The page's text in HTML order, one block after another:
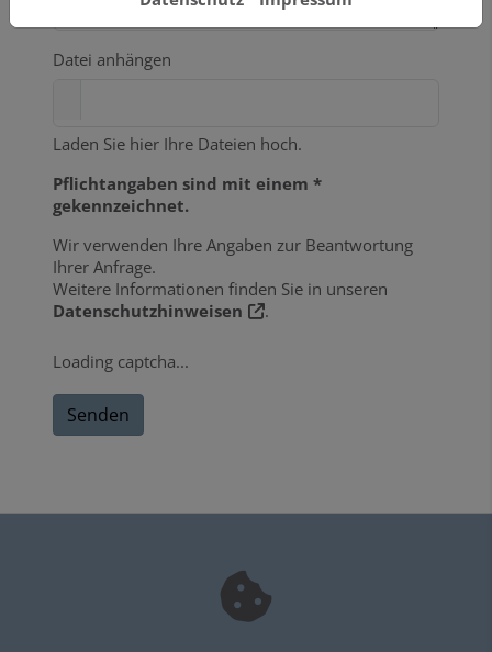
Datei anhängen
Laden Sie hier Ihre Dateien hoch.
Pflichtangaben sind mit einem *
gekennzeichnet.
Wir verwenden Ihre Angaben zur Beantwortung
Ihrer Anfrage.
Weitere Informationen finden Sie in unseren
Datenschutzhinweisen
.
Loading captcha...
Senden